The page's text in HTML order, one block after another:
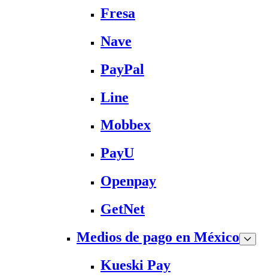
Fresa
Nave
PayPal
Line
Mobbex
PayU
Openpay
GetNet
Medios de pago en México
Kueski Pay